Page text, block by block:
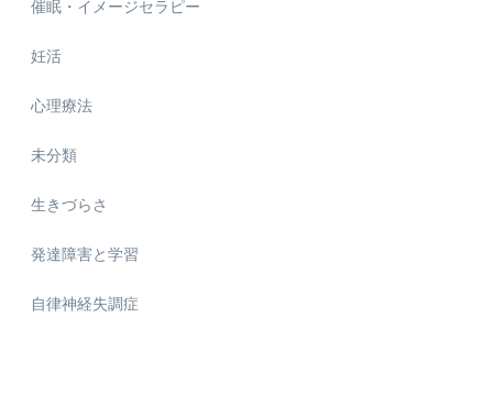
催眠・イメージセラピー
妊活
心理療法
未分類
生きづらさ
発達障害と学習
自律神経失調症